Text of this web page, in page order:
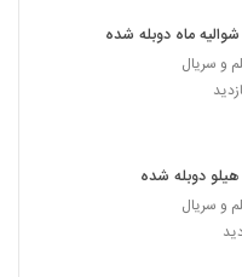
ماه دوبله شده
و سریال
دوبله شده
و سریال